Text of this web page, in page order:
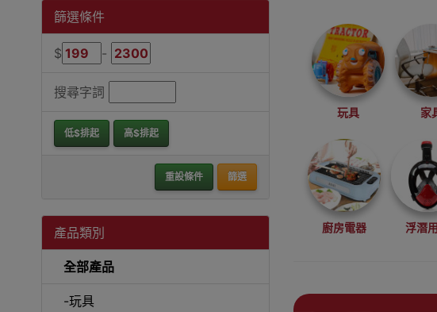
Outlet Express 生活百貨城為Naturehike香港地區代理商
Naturehike搬貨手拉車香港銷售點
篩選條件
$ -
搜尋字詞
低$排起 高$排起
重設條件 篩選
產品類別
全部產品
-玩具
玩具 家
廚房電器 浮潛